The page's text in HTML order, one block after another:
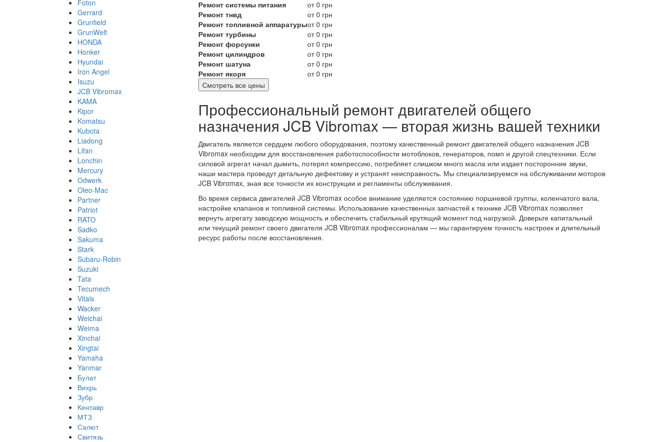
Foton
Gerrard
Grunfield
GrunWelt
HONDA
Honker
Hyundai
Iron Angel
Isuzu
JCB Vibromax
KAMA
Kipor
Komatsu
Kubota
Liadong
Lifan
Lonchin
Mercury
Odwerk
Oleo-Mac
Partner
Patriot
RATO
Sadko
Sakuma
Stark
Subaru-Robin
Suzuki
Tata
Tecumech
Vitals
Wacker
Weichai
Weima
Xinchai
Xingtai
Yamaha
Yanmar
Булат
Вихрь
Зубр
Кентавр
МТЗ
Салют
Свитязь
Ремонт системы питания
от 0 грн
Ремонт тнвд
от 0 грн
Ремонт топливной аппаратурыот 0 грн
Ремонт турбины
от 0 грн
Ремонт форсунки
от 0 грн
Ремонт цилиндров
от 0 грн
Ремонт шатуна
от 0 грн
Ремонт якоря
от 0 грн
Смотреть все цены
Профессиональный ремонт двигателей общего
назначения JCB Vibromax — вторая жизнь вашей техники
Двигатель является сердцем любого оборудования, поэтому качественный ремонт двигателей общего назначения JCB
Vibromax необходим для восстановления работоспособности мотоблоков, генераторов, помп и другой спецтехники. Если
силовой агрегат начал дымить, потерял компрессию, потребляет слишком много масла или издает посторонние звуки,
наши мастера проведут детальную дефектовку и устранят неисправность. Мы специализируемся на обслуживании моторов
JCB Vibromax, зная все тонкости их конструкции и регламенты обслуживания.
Во время сервиса двигателей JCB Vibromax особое внимание уделяется состоянию поршневой группы, коленчатого вала,
настройке клапанов и топливной системы. Использование качественных запчастей к технике JCB Vibromax позволяет
вернуть агрегату заводскую мощность и обеспечить стабильный крутящий момент под нагрузкой. Доверьте капитальный
или текущий ремонт своего двигателя JCB Vibromax профессионалам — мы гарантируем точность настроек и длительный
ресурс работы после восстановления.